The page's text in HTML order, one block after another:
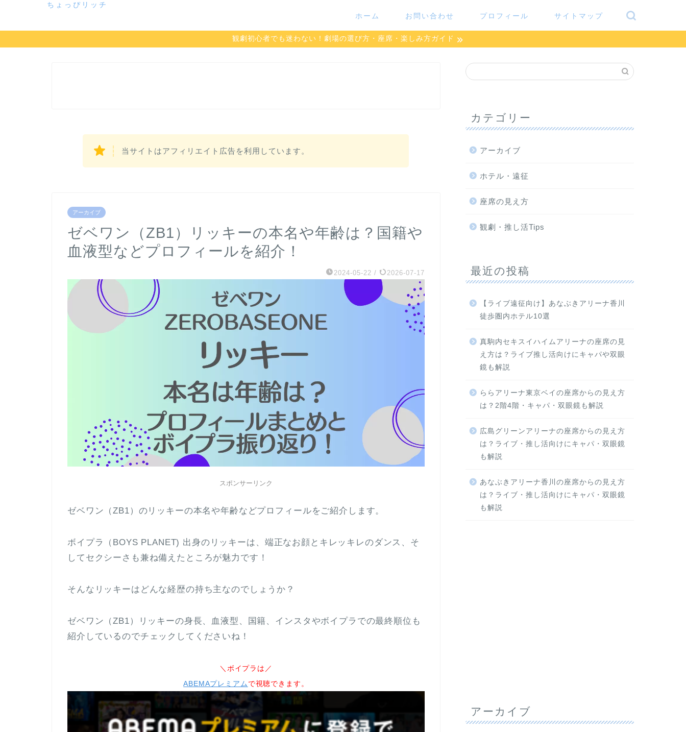
ちょっぴリッチ
ホーム お問い合わせ プロフィール サイトマップ
観劇初心者でも迷わない！劇場の選び方・座席・楽しみ方ガイド
当サイトはアフィリエイト広告を利用しています。
アーカイブ
ゼベワン（ZB1）リッキーの本名や年齢は？国籍や
血液型などプロフィールを紹介！
2024-05-22 / 2026-07-17
スポンサーリンク
ゼベワン（ZB1）のリッキーの本名や年齢などプロフィールをご紹介します。
ボイプラ（BOYS PLANET) 出身のリッキーは、端正なお顔とキレッキレのダンス、そ
してセクシーさも兼ね備えたところが魅力です！
そんなリッキーはどんな経歴の持ち主なのでしょうか？
ゼベワン（ZB1）リッキーの身長、血液型、国籍、インスタやボイプラでの最終順位も
紹介しているのでチェックしてくださいね！
＼ボイプラは／
ABEMAプレミアムで視聴できます。
カテゴリー
アーカイブ
ホテル・遠征
座席の見え方
観劇・推し活Tips
最近の投稿
【ライブ遠征向け】あなぶきアリーナ香川
徒歩圏内ホテル10選
真駒内セキスイハイムアリーナの座席の見
え方は？ライブ推し活向けにキャパや双眼
鏡も解説
ららアリーナ東京ベイの座席からの見え方
は？2階4階・キャパ・双眼鏡も解説
広島グリーンアリーナの座席からの見え方
は？ライブ・推し活向けにキャパ・双眼鏡
も解説
あなぶきアリーナ香川の座席からの見え方
は？ライブ・推し活向けにキャパ・双眼鏡
も解説
アーカイブ